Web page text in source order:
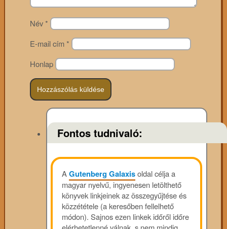
Név*
E-mail cím*
Honlap
Fontos tudnivaló:
AGutenberg Galaxisoldal célja a
magyar nyelvű, ingyenesen letölthető
könyvek linkjeinek az összegyűjtése és
közzététele (a keresőben fellelhető
módon). Sajnos ezen linkek időről időre